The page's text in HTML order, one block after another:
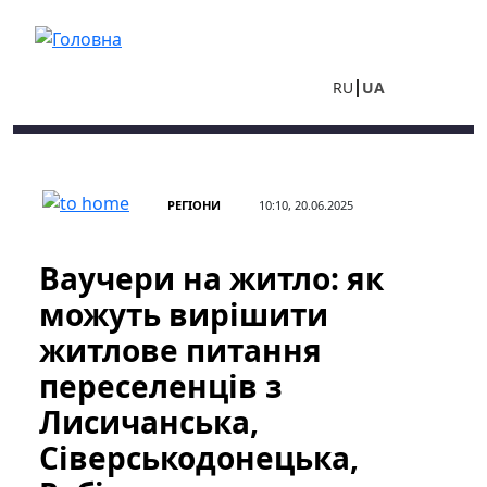
RU UA
РЕГІОНИ 10:10, 20.06.2025
Ваучери на житло: як
можуть вирішити
житлове питання
переселенців з
Лисичанська,
Сіверськодонецька,